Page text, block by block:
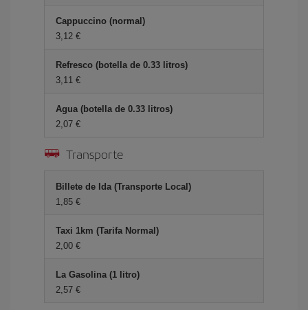
Cappuccino (normal)
3,12 €
Refresco (botella de 0.33 litros)
3,11 €
Agua (botella de 0.33 litros)
2,07 €
Transporte
Billete de Ida (Transporte Local)
1,85 €
Taxi 1km (Tarifa Normal)
2,00 €
La Gasolina (1 litro)
2,57 €